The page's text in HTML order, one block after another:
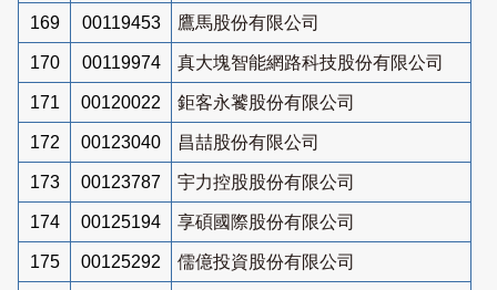
169 00119453 鷹馬股份有限公司
170 00119974 真大塊智能網路科技股份有限公司
171 00120022 鉅客永饕股份有限公司
172 00123040 昌喆股份有限公司
173 00123787 宇力控股股份有限公司
174 00125194 享碩國際股份有限公司
175 00125292 儒億投資股份有限公司